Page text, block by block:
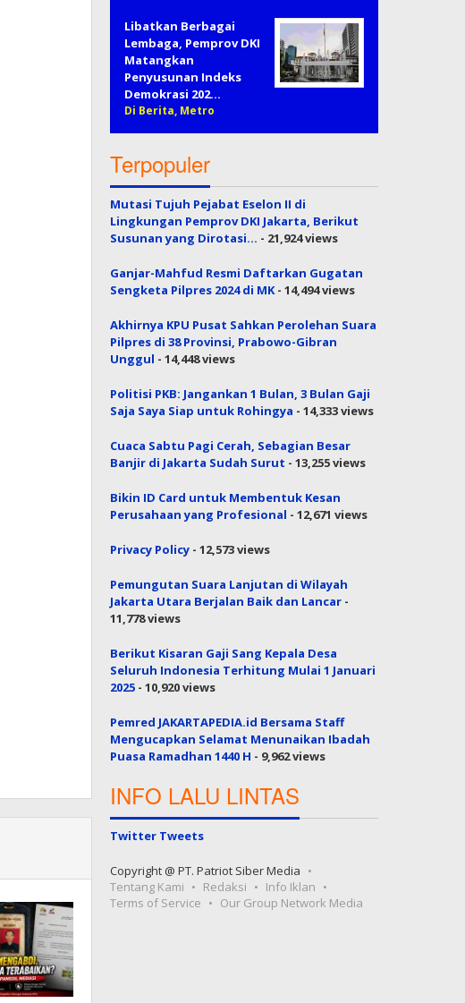
Libatkan Berbagai
Lembaga, Pemprov DKI
Matangkan
Penyusunan Indeks
Demokrasi 202…
Di Berita, Metro
Terpopuler
Mutasi Tujuh Pejabat Eselon II di
Lingkungan Pemprov DKI Jakarta, Berikut
Susunan yang Dirotasi… - 21,924 views
Ganjar-Mahfud Resmi Daftarkan Gugatan
Sengketa Pilpres 2024 di MK- 14,494 views
Akhirnya KPU Pusat Sahkan Perolehan Suara
Pilpres di 38 Provinsi, Prabowo-Gibran
Unggul - 14,448 views
Politisi PKB: Jangankan 1 Bulan, 3 Bulan Gaji
Saja Saya Siap untuk Rohingya - 14,333 views
Cuaca Sabtu Pagi Cerah, Sebagian Besar
Banjir di Jakarta Sudah Surut - 13,255 views
Bikin ID Card untuk Membentuk Kesan
Perusahaan yang Profesional - 12,671 views
Privacy Policy - 12,573 views
Pemungutan Suara Lanjutan di Wilayah
Jakarta Utara Berjalan Baik dan Lancar -
11,778 views
Berikut Kisaran Gaji Sang Kepala Desa
Seluruh Indonesia Terhitung Mulai 1 Januari
2025 - 10,920 views
Pemred JAKARTAPEDIA.id Bersama Staff
Mengucapkan Selamat Menunaikan Ibadah
Puasa Ramadhan 1440 H - 9,962 views
INFO LALU LINTAS
Twitter Tweets
Copyright @ PT. Patriot Siber Media
Tentang Kami
Redaksi
Info Iklan
Terms of Service
Our Group Network Media